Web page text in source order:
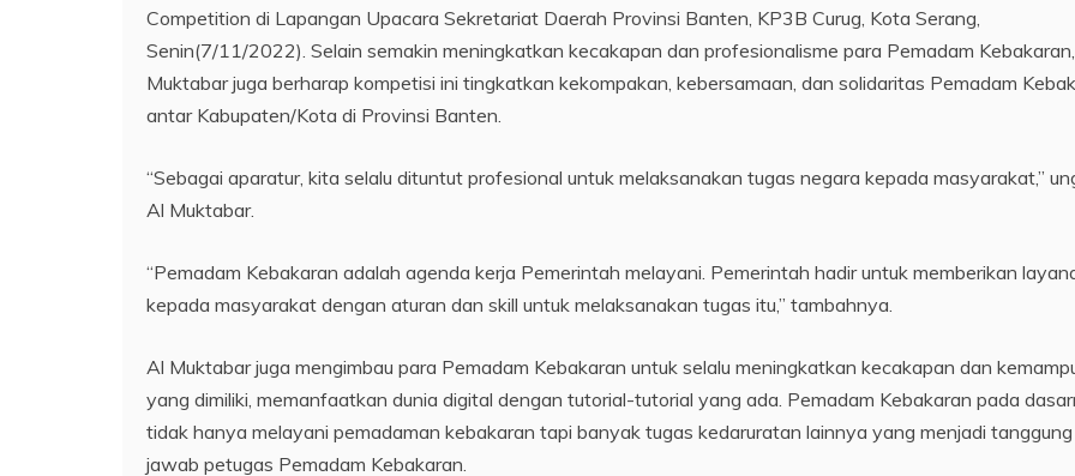
Competition di Lapangan Upacara Sekretariat Daerah Provinsi Banten, KP3B Curug, Kota Serang,
Senin(7/11/2022). Selain semakin meningkatkan kecakapan dan profesionalisme para Pemadam
Muktabar juga berharap kompetisi ini tingkatkan kekompakan, kebersamaan, dan solidaritas Pemadam
antar Kabupaten/Kota di Provinsi Banten.
“Sebagai aparatur, kita selalu dituntut profesional untuk melaksanakan tugas negara kepada masyarakat,”
Al Muktabar.
“Pemadam Kebakaran adalah agenda kerja Pemerintah melayani. Pemerintah hadir untuk memberikan
kepada masyarakat dengan aturan dan skill untuk melaksanakan tugas itu,” tambahnya.
Al Muktabar juga mengimbau para Pemadam Kebakaran untuk selalu meningkatkan kecakapan dan
yang dimiliki, memanfaatkan dunia digital dengan tutorial-tutorial yang ada. Pemadam Kebakaran pada
tidak hanya melayani pemadaman kebakaran tapi banyak tugas kedaruratan lainnya yang menjadi tanggung
jawab petugas Pemadam Kebakaran.